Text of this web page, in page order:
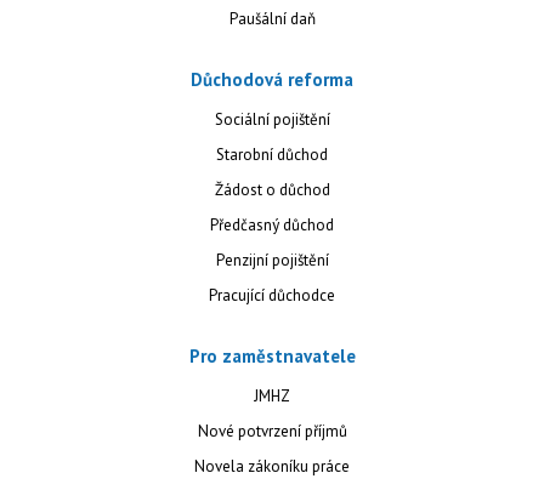
Paušální daň
Důchodová reforma
Sociální pojištění
Starobní důchod
Žádost o důchod
Předčasný důchod
Penzijní pojištění
Pracující důchodce
Pro zaměstnavatele
JMHZ
Nové potvrzení příjmů
Novela zákoníku práce